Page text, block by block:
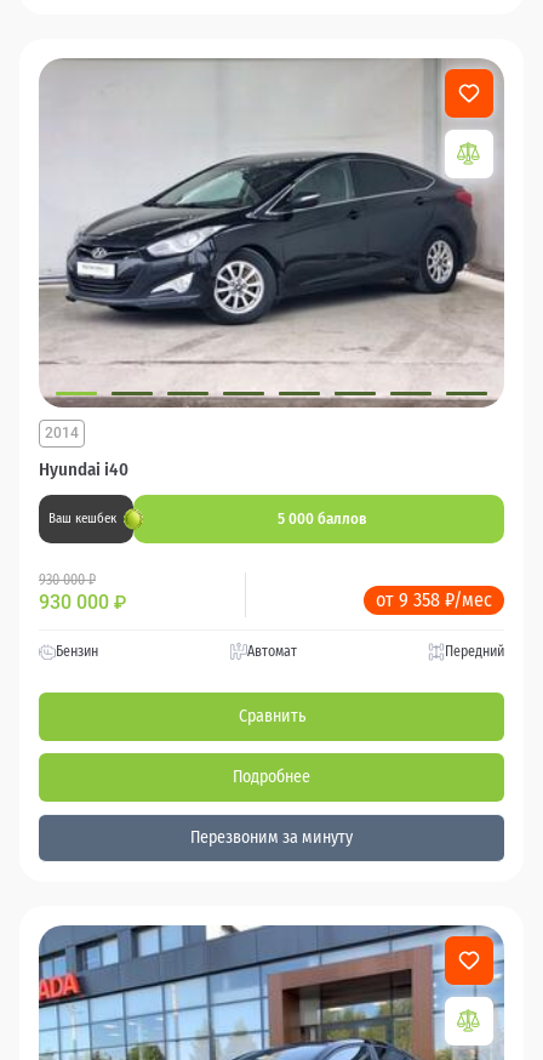
Hyundai i40
2014
Ваш кешбек 5 000 баллов
930 000 ₽
930 000 ₽ от 9 358 ₽/мес
Бензин Автомат Передний
Сравнить
Подробнее
Перезвоним за минуту